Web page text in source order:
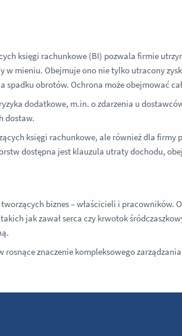
księgi rachunkowe (BI) pozwala firmie
w mieniu. Obejmuje ono nie tylko utracony
spadku obrotów. Ochrona może obejmować
dodatkowe, m.in. o zdarzenia u
dostaw.
księgi rachunkowe, ale również dla firmy
dostępna jest klauzula utraty dochodu,
biznes – właścicieli i pracowników.
jak zawał serca czy krwotok
rosnące znaczenie kompleksowego